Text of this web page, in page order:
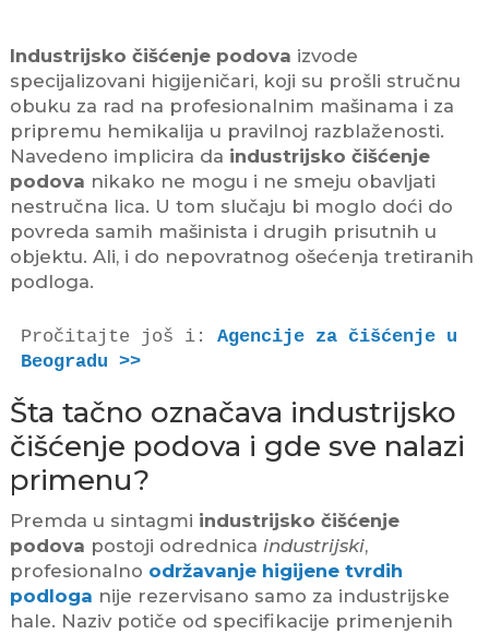
Industrijsko čišćenje podova izvode
specijalizovani higijeničari, koji su prošli stručnu
obuku za rad na profesionalnim mašinama i za
pripremu hemikalija u pravilnoj razblaženosti.
Navedeno implicira da industrijsko čišćenje
podova nikako ne mogu i ne smeju obavljati
nestručna lica. U tom slučaju bi moglo doći do
povreda samih mašinista i drugih prisutnih u
objektu. Ali, i do nepovratnog ošećenja tretiranih
podloga.
Pročitajte još i: Agencije za čišćenje u
Beogradu >>
Šta tačno označava industrijsko
čišćenje podova i gde sve nalazi
primenu?
Premda u sintagmi industrijsko čišćenje
podova postoji odrednica industrijski,
profesionalno održavanje higijene tvrdih
podloga nije rezervisano samo za industrijske
hale. Naziv potiče od specifikacije primenjenih